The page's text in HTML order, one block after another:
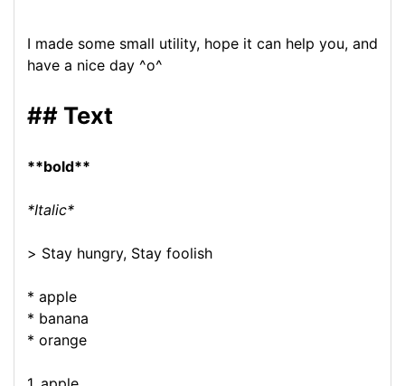
I made some small utility, hope it can help you, and
have a nice day ^o^
## Text
**bold**
*Italic*
> Stay hungry, Stay foolish
* apple
* banana
* orange